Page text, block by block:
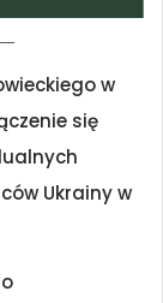
w
się
Ukrainy w